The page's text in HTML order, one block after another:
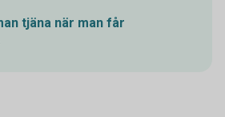
tjäna när man får